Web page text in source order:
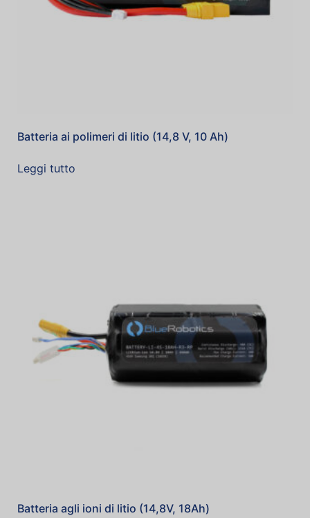
Batteria ai polimeri di litio (14,8 V, 10 Ah)
Leggi tutto
Batteria agli ioni di litio (14,8V, 18Ah)